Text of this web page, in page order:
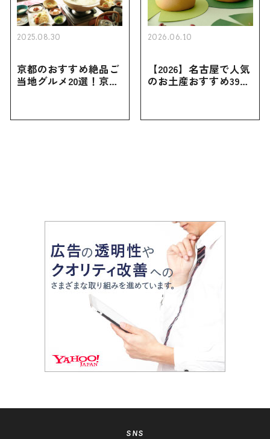
2025.08.30
京都のおすすめ絶品ご
当地グルメ20選！京都
2026.06.10
【2026】名古屋で人気
のお土産おすすめ39選
お土産・ばらまき用ま
SNS